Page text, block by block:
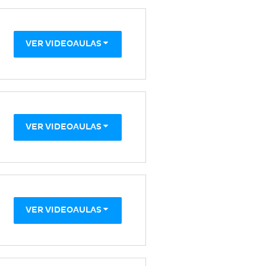
VER VIDEOAULAS
VER VIDEOAULAS
VER VIDEOAULAS